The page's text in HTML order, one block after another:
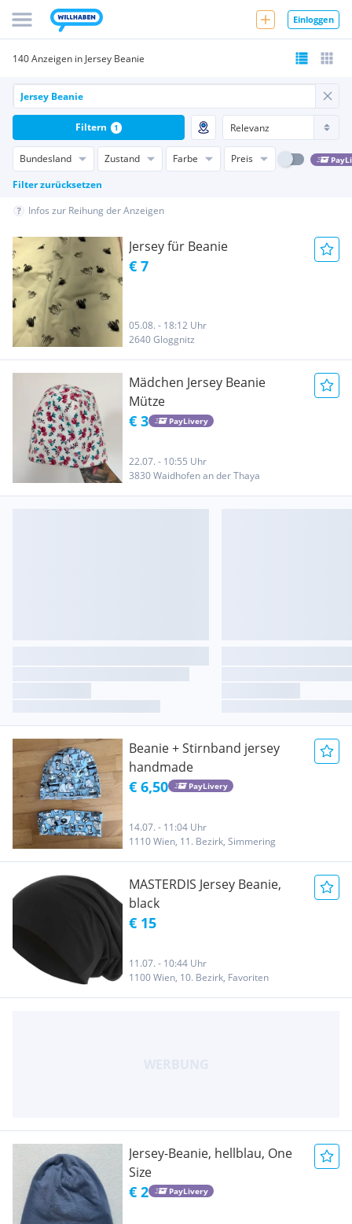
Einloggen
140 Anzeigen in Jersey Beanie
Bundesland Zustand Farbe Preis
Filter zurücksetzen
Filtern 1
Infos zur Reihung der Anzeigen
Jersey für Beanie
€ 7
05.08. - 18:12 Uhr
2640 Gloggnitz
Mädchen Jersey Beanie
Mütze
€ 3 PayLivery
22.07. - 10:55 Uhr
3830 Waidhofen an der Thaya
Beanie + Stirnband jersey
handmade
€ 6,50 PayLivery
14.07. - 11:04 Uhr
1110 Wien, 11. Bezirk, Simmering
MASTERDIS Jersey Beanie,
black
€ 15
11.07. - 10:44 Uhr
1100 Wien, 10. Bezirk, Favoriten
Jersey-Beanie, hellblau, One
Size
€ 2 PayLivery